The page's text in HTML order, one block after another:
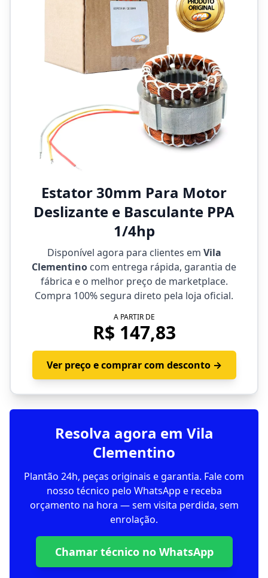
Estator 30mm Para Motor
Deslizante e Basculante PPA
1/4hp
Disponível agora para clientes em Vila
Clementino com entrega rápida, garantia de
fábrica e o melhor preço de marketplace.
Compra 100% segura direto pela loja oficial.
A PARTIR DE
R$ 147,83
Ver preço e comprar com desconto →
Resolva agora em Vila
Clementino
Plantão 24h, peças originais e garantia. Fale com
nosso técnico pelo WhatsApp e receba
orçamento na hora — sem visita perdida, sem
enrolação.
Chamar técnico no WhatsApp